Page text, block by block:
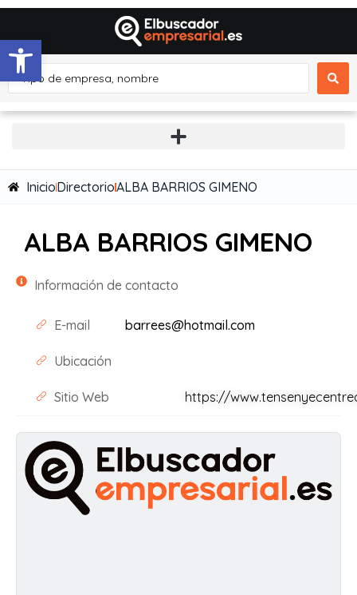
Abrir barra de herramientas
InicioDirectorioALBA BARRIOS GIMENO
ALBA BARRIOS GIMENO
Información de contacto
E-mail barrees@hotmail.com
Ubicación
Sitio Web https://